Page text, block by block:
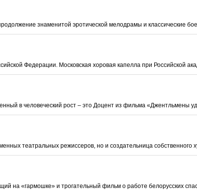
знаменитой эротической мелодрамы и классические
Федерации. Московская хоровая капелла при Российской
в человеческий рост – это Доцент из фильма «Джентльмены
театральных режиссеров, но и создательница собственного
на «гармошке» и трогательный фильм о работе белорусских